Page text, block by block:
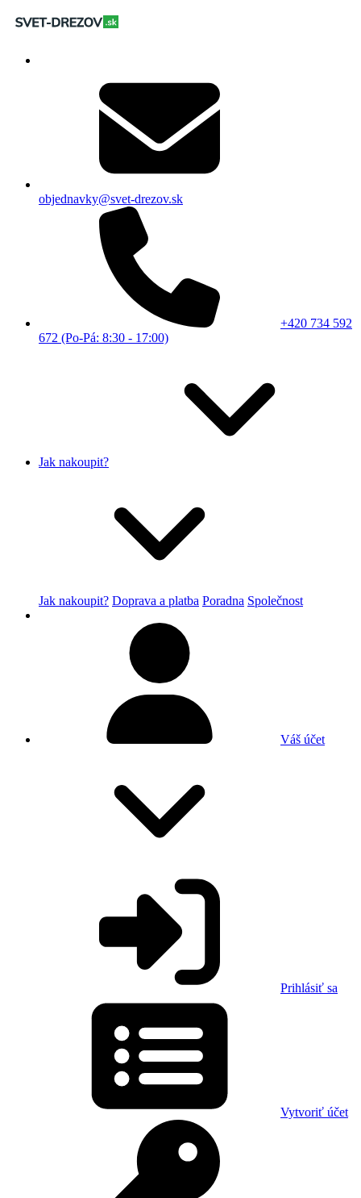
objednavky@svet-drezov.sk
+420 734 592
672 (Po-Pá: 8:30 - 17:00)
Jak nakoupit?
Jak nakoupit? Doprava a platba Poradna Společnost
Váš účet
Prihlásiť sa
Vytvoriť účet